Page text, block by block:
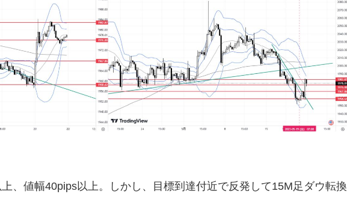
、値幅40pips以上。しかし、目標到達付近で反発して15M足ダウ転換